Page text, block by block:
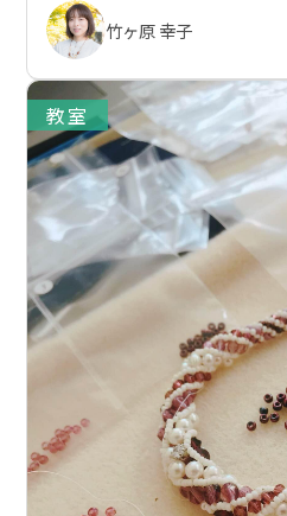
竹ヶ原 幸子
教室